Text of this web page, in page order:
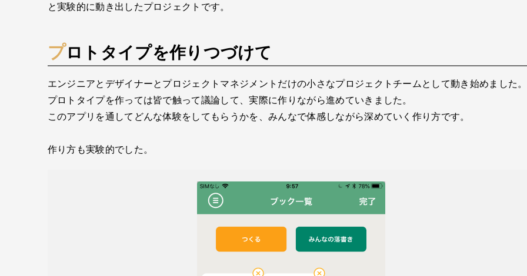
と実験的に動き出したプロジェクトです。
プロトタイプを作りつづけて
エンジニアとデザイナーとプロジェクトマネジメントだけの小さなプロジェクトチームとして動き始めました。
プロトタイプを作っては皆で触って議論して、実際に作りながら進めていきました。
このアプリを通してどんな体験をしてもらうかを、みんなで体感しながら深めていく作り方です。
作り方も実験的でした。